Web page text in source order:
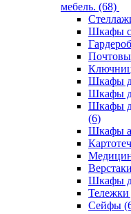
мебель. (68)
Шкафы
Шкафы
Шкафы
Шкафы
(6)
Шкафы
Шкафы
Тележки
Сейфы